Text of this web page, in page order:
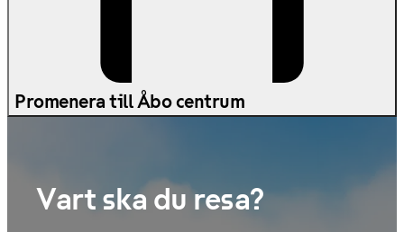
Promenera till Åbo centrum
Vart ska du resa?